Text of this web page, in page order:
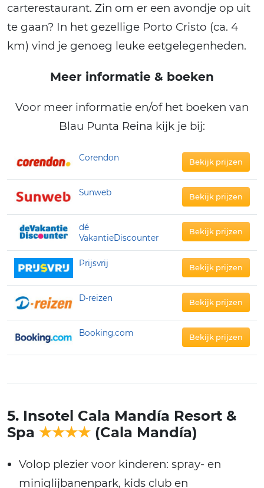
carterestaurant. Zin om er een avondje op uit
te gaan? In het gezellige Porto Cristo (ca. 4
km) vind je genoeg leuke eetgelegenheden.
Meer informatie & boeken
Voor meer informatie en/of het boeken van
Blau Punta Reina kijk je bij:
Corendon Bekijk prijzen
Sunweb Bekijk prijzen
dé
VakantieDiscounter
Bekijk prijzen
Prijsvrij Bekijk prijzen
D-reizen Bekijk prijzen
Booking.com Bekijk prijzen
5. Insotel Cala Mandía Resort &
Spa ★★★★ (Cala Mandía)
Volop plezier voor kinderen: spray- en
miniglijbanenpark, kids club en